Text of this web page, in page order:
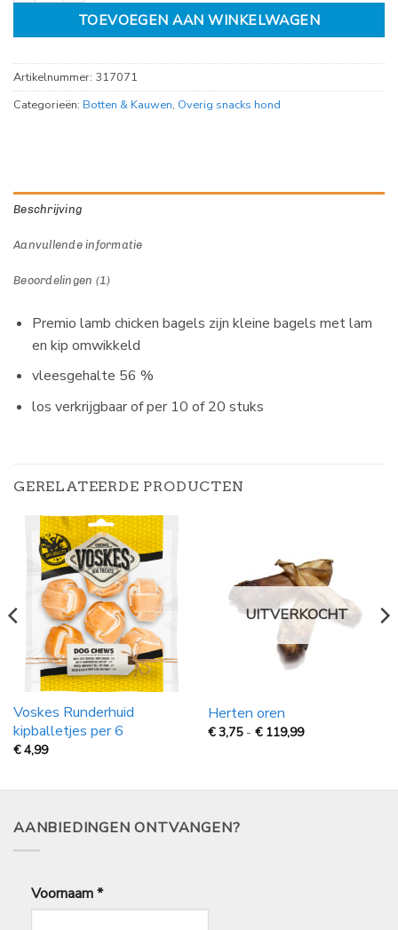
TOEVOEGEN AAN WINKELWAGEN
Artikelnummer: 317071
Categorieën: Botten & Kauwen, Overig snacks hond
Beschrijving
Aanvullende informatie
Beoordelingen (1)
Premio lamb chicken bagels zijn kleine bagels met lam
en kip omwikkeld
vleesgehalte 56 %
los verkrijgbaar of per 10 of 20 stuks
GERELATEERDE PRODUCTEN
Voskes Runderhuid
kipballetjes per 6
€4,99
UITVERKOCHT
Herten oren
€3,75 - € 119,99Prijsklasse:
119,99
AANBIEDINGEN ONTVANGEN?
Voornaam*